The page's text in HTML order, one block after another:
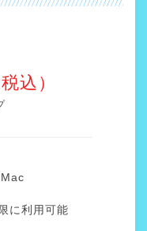
税込）
Mac
に利用可能